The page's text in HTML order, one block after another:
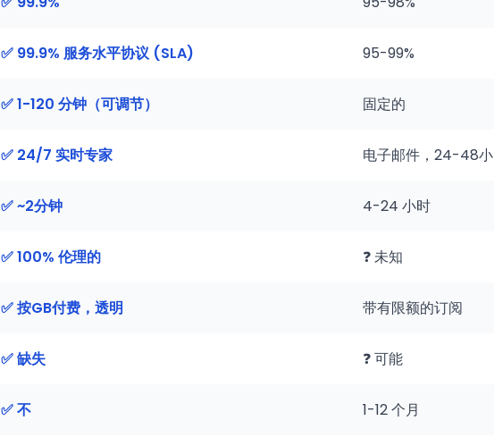
✅ 99.9% 服务水平协议 (SLA) 95-99%
✅ 1-120 分钟（可调节） 固定的
✅ 24/7 实时专家 电子邮件，24-48
✅ ~2分钟 4-24 小时
✅ 100% 伦理的 ❓ 未知
✅ 按GB付费，透明 带有限额的订阅
✅ 缺失 ❓ 可能
✅ 不 1-12 个月